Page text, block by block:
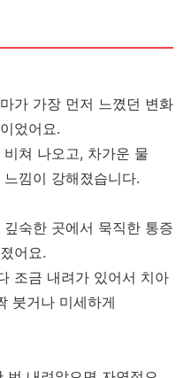
가 가장 먼저 느꼈던 변화
었어요.
쳐 나오고, 차가운 물
낌이 강해졌습니다.
숙한 곳에서 묵직한 통증
어요.
조금 내려가 있어서 치아
붓거나 미세하게